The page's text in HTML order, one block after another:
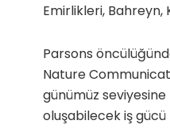
Emirlikleri, Bahreyn,
Parsons
Nature
günümüz seviyesine
oluşabilecek iş gücü